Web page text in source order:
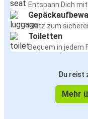
Entspann Dich
Platz zum
Toiletten
Bequem in jedem
Du reist
Mehr